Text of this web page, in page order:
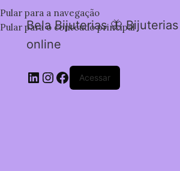
Pular para a navegação
Pular para o conteúdo principal
Bela Bijuterias 🦋
online
Acessar